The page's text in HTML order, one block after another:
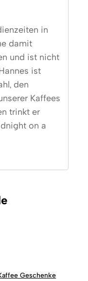
in
damit
und ist nicht
ist
den
Kaffees
trinkt er
on a
Geschenke